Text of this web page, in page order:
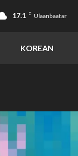
17.1 C Ulaanbaatar
KOREAN